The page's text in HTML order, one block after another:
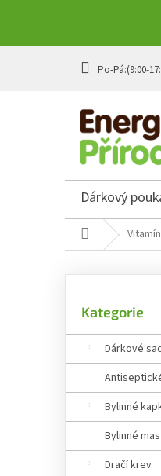
Dárkový
Domů
Kategorie
Dárkové
Bylinné
Bylinné
Dračí krev